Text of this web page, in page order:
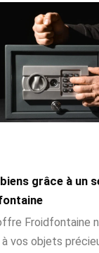
grâce à un
Froidfontaine
vos objets